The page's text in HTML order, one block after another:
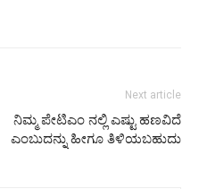
Next article
ನಿಮ್ಮ ಪೇಟಿಎಂ ನಲ್ಲಿ ಎಷ್ಟು ಹಣವಿದೆ
ಎಂಬುದನ್ನು ಹೀಗೂ ತಿಳಿಯಬಹುದು